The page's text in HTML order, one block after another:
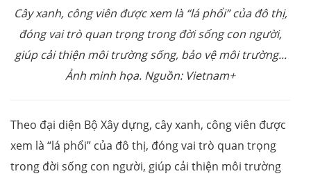
Cây xanh, công viên được xem là “lá phổi” của đô thị,
đóng vai trò quan trọng trong đời sống con người,
giúp cải thiện môi trường sống, bảo vệ môi trường...
Ảnh minh họa. Nguồn: Vietnam+
Theo đại diện Bộ Xây dựng, cây xanh, công viên được
xem là “lá phổi” của đô thị, đóng vai trò quan trọng
trong đời sống con người, giúp cải thiện môi trường